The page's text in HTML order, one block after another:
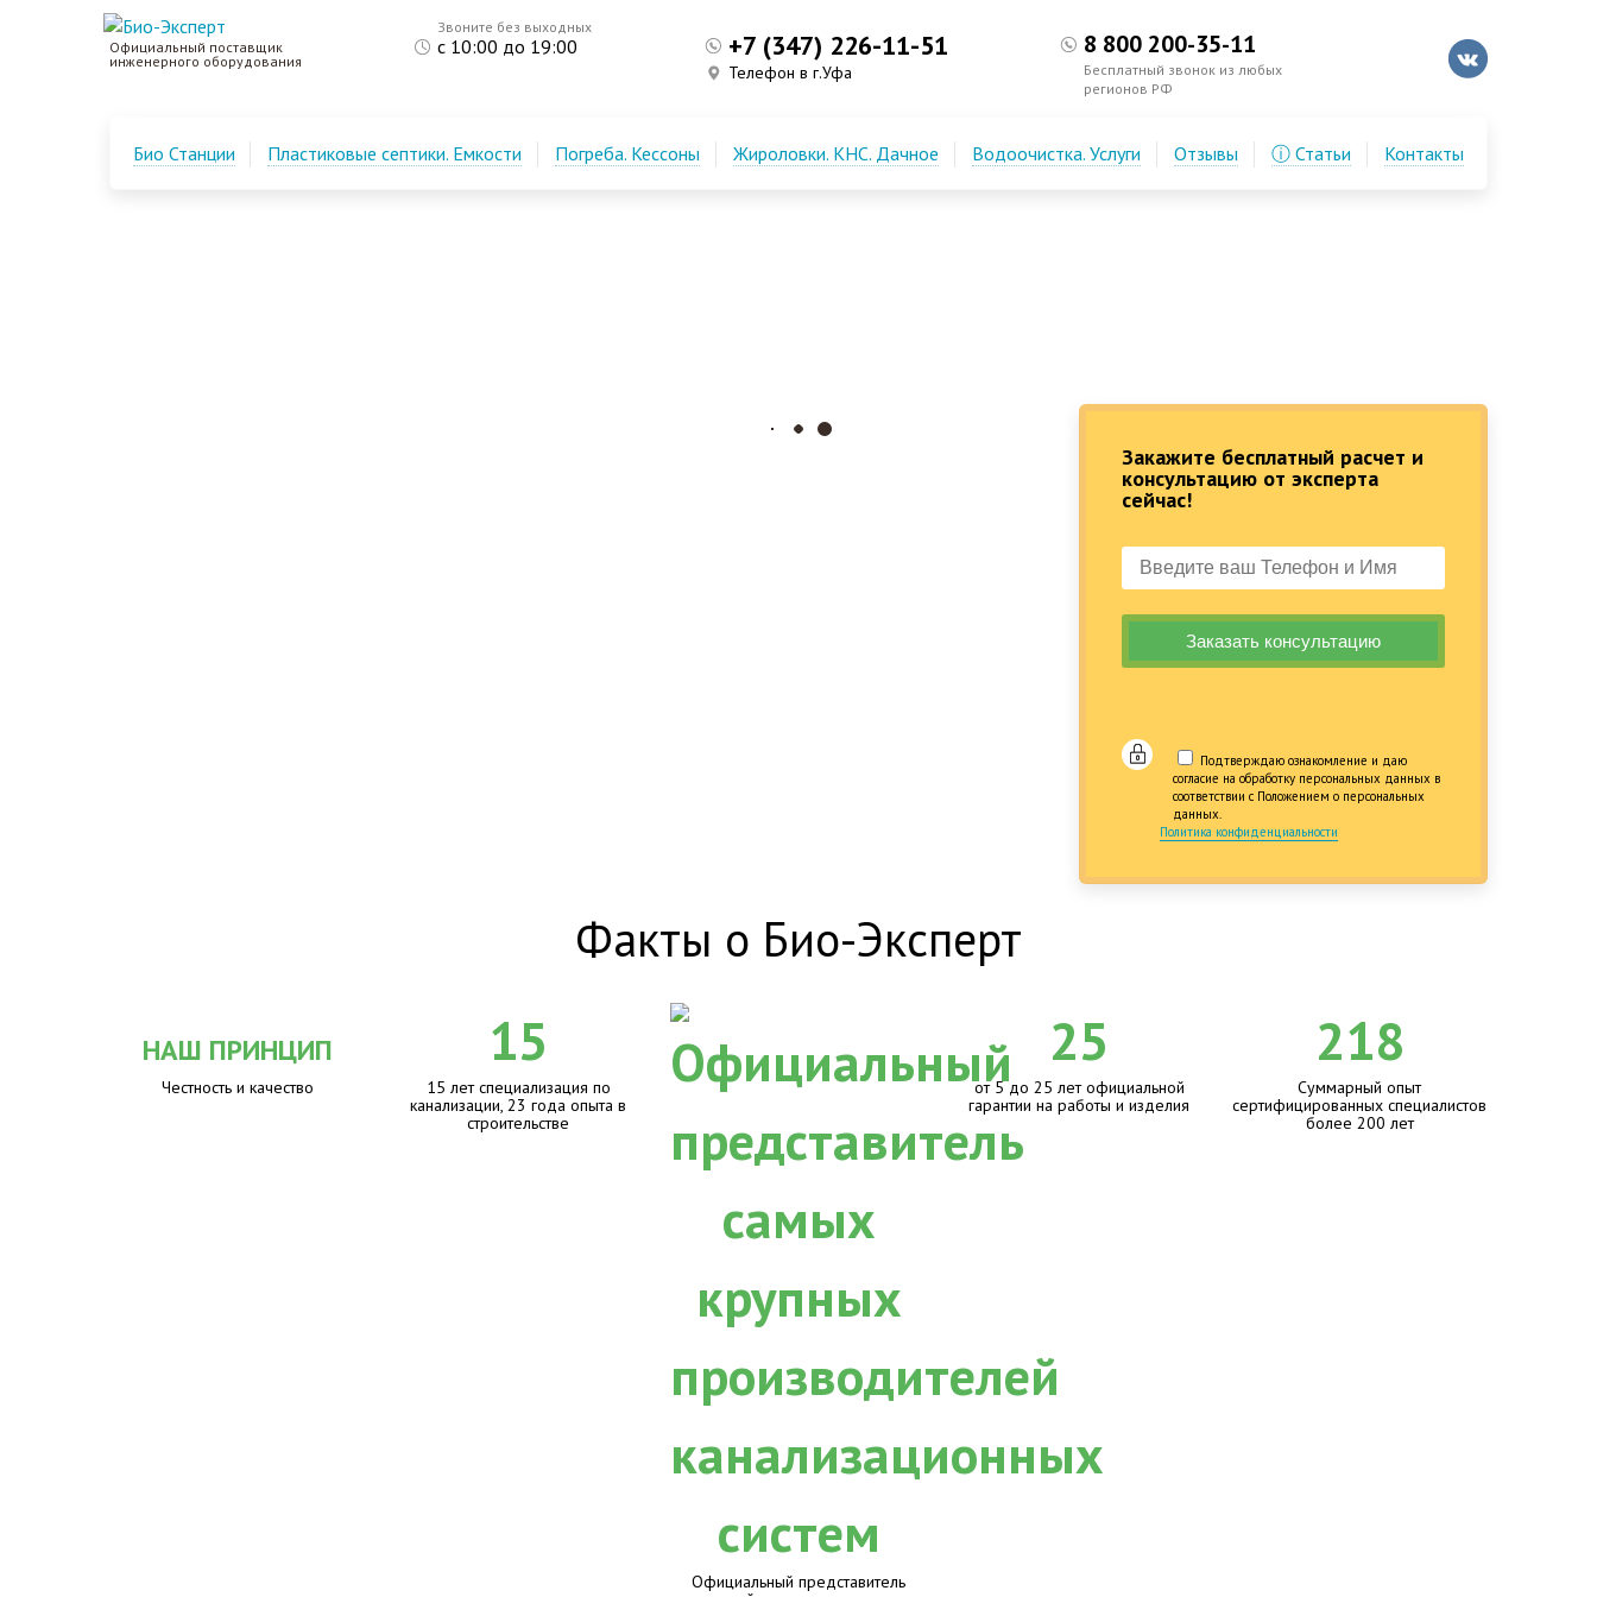
Закажите бесплатный расчет и
консультацию от эксперта
сейчас!
Подтверждаю ознакомление и даю
согласие на обработку персональных данных в
соответствии с Положением о персональных
данных.
Политика конфиденциальности
Официальный поставщик
инженерного оборудования
Звоните без выходных
с 10:00 до 19:00 +7 (347) 226-11-51
Телефон в г.Уфа
8 800 200-35-11
Бесплатный звонок из любых
регионов РФ
Био Станции Пластиковые септики. Емкости Погреба. Кессоны Жироловки. КНС. Дачное Водоочистка. Услуги Отзывы ⓘ Статьи Контакты
Факты о Био-Эксперт
НАШ ПРИНЦИП
Честность и качество
15
15 лет специализация по
канализации, 23 года опыта в
строительстве
Официальный представитель
25
от 5 до 25 лет официальной
гарантии на работы и изделия
218
Суммарный опыт
сертифицированных специалистов
более 200 лет